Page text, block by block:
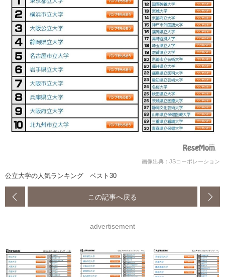
画像出典：JSコーポレーション
公立大学の人気ランキング ベスト30
この記事へ戻る
advertisement